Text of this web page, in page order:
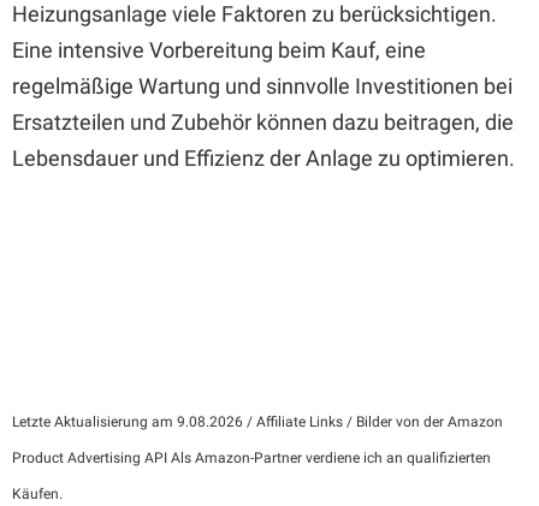
Heizungsanlage viele Faktoren zu berücksichtigen.
Eine intensive Vorbereitung beim Kauf, eine
regelmäßige Wartung und sinnvolle Investitionen bei
Ersatzteilen und Zubehör können dazu beitragen, die
Lebensdauer und Effizienz der Anlage zu optimieren.
Letzte Aktualisierung am 9.08.2026 / Affiliate Links / Bilder von der Amazon
Product Advertising API Als Amazon-Partner verdiene ich an qualifizierten
Käufen.